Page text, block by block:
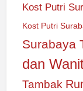
Kost Putri
Kost Putri
Surabaya
dan
Tambak